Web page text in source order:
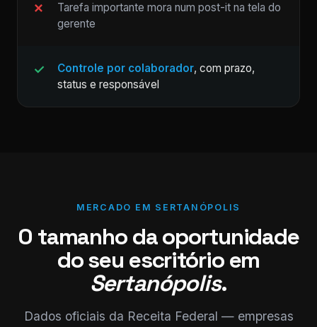
Tarefa importante mora num post-it na tela do
gerente
Controle por colaborador, com prazo,
status e responsável
MERCADO EM SERTANÓPOLIS
O tamanho da oportunidade
do seu escritório em
Sertanópolis.
Dados oficiais da Receita Federal — empresas